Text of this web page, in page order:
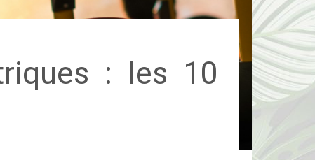
: les 10